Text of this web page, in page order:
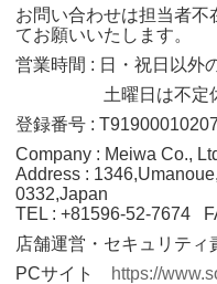
お問い合わせは担当者不
てお願いいたします。
営業時間 : 日・祝日以外
土曜日は不定休
登録番号 :
Company : Meiwa Co.,
Address :
0332,Japan
TEL : +81596-52-7674
店舗運営・セキュリテ
PCサイト
https://